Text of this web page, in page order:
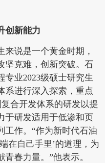
创新能力
说是一个黄金时期，
坚克难，创新突破。石
专业2023级硕士研究生
系进行深入探索，重点
合开发体系的研发以提
于研发适用于低渗和页
工作。“作为新时代石油
在自己手里’的道理，为
春力量。”他表示。